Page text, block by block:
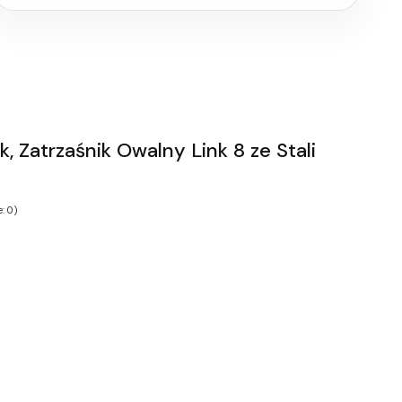
Zatrzaśnik Owalny Link 8 ze Stali
0)